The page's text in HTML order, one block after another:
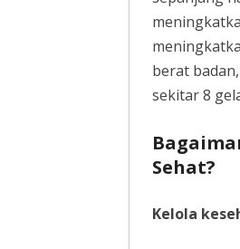
berat
sekitar 8
Sehat?
Kelola